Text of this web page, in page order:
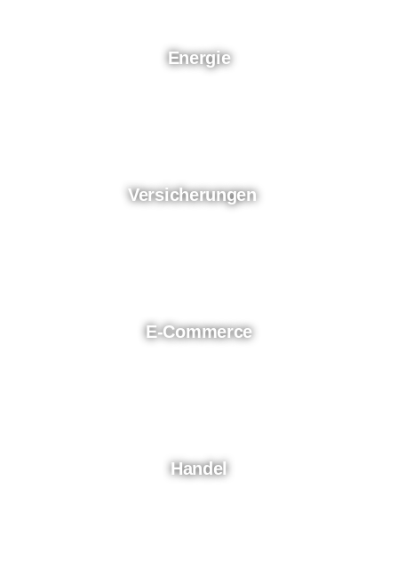
Energie
Versicherungen
E-Commerce
Handel